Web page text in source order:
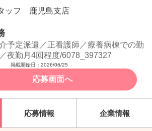
ッフ 鹿児島支店
予定派遣／正看護師／療養病棟での勤
夜勤月4回程度/6078_397327
掲載開始日： 2026/06/25
応募画面へ
応募情報 企業情報